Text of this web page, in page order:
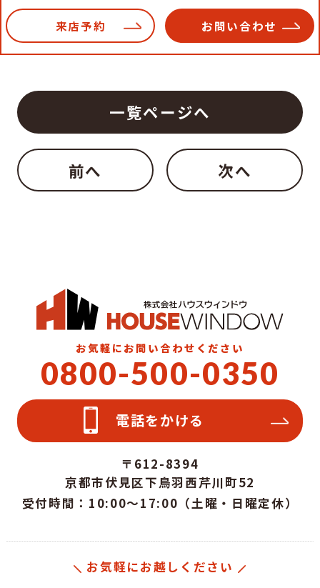
来店予約 お問い合わせ
前へ
一覧ページへ
次へ
お気軽にお問い合わせください
0800-500-0350
電話をかける
〒612-8394
京都市伏見区下鳥羽西芹川町52
受付時間：10:00～17:00（土曜・日曜定休）
お気軽にお越しください